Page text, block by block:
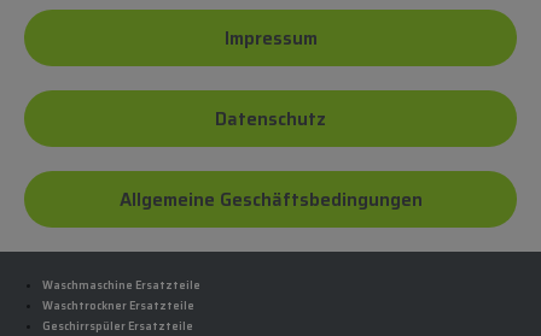
Impressum
Datenschutz
Allgemeine Geschäftsbedingungen
Waschmaschine Ersatzteile
Waschtrockner Ersatzteile
Geschirrspüler Ersatzteile